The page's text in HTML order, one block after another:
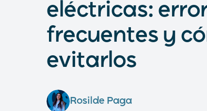
eléctricas:
frecuentes y
evitarlos
Rosilde Paga